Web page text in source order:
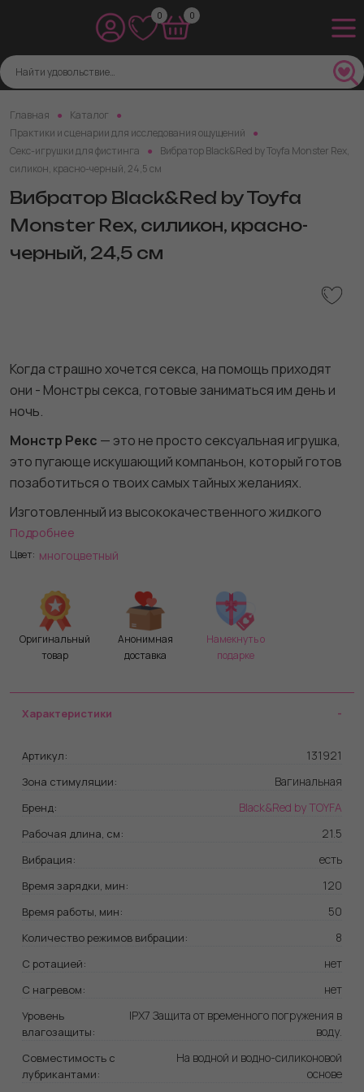
0 0
Главная
Каталог
Практики и сценарии для исследования ощущений
Секс-игрушки для фистинга
Вибратор Black&Red by Toyfa Monster Rex,
силикон, красно-черный, 24,5 см
Вибратор Black&Red by Toyfa
Monster Rex, силикон, красно-
черный, 24,5 см
Когда страшно хочется секса, на помощь приходят
они - Монстры секса, готовые заниматься им день и
ночь.
Монстр Рекс — это не просто сексуальная игрушка,
это пугающе искушающий компаньон, который готов
позаботиться о твоих самых тайных желаниях.
Изготовленный из высококачественного жидкого
силикона, Монстр Рекс не только приятен на ощупь,
но и безопасен для кожи, что позволяет вам
Монстр Рекс
предлагает 8 режимов вибрации,
каждый из которых подарит вам уникальные
ощущения. Управлять режимами можно с помощью
чтобы найти идеальную частоту для достижения
неизбежного оргазма.
является
. Эта магическая кнопка над
кнопкой включения привносит дополнительную
остроту и интенсивность, превращая момент в
чтобы усилить ощущения и сделать процесс еще
более комфортным.
Монстр Рекс— это ваш идеальный спутник в мире
наслаждений, способный удовлетворить все желания
и предоставить вам незабываемые мгновения
оргазмического блаженства. Забудьте о
повседневной суете и дайте волю своим самым
страстным желаниям с помощью этого удивительного
монстра!
Подробнее
Цвет: многоцветный
Оригинальный
товар
Анонимная
доставка
Намекнуть о
подарке
Характеристики
Артикул: 131921
Зона стимуляции: Вагинальная
Бренд: Black&Red by TOYFA
Рабочая длина, см: 21.5
Вибрация: есть
Время зарядки, мин: 120
Время работы, мин: 50
Количество режимов вибрации: 8
С ротацией: нет
С нагревом: нет
Уровень
влагозащиты:
IPX7 Защита от временного погружения в
воду.
Совместимость с
лубрикантами:
На водной и водно-силиконовой
основе